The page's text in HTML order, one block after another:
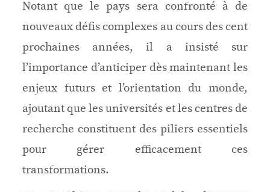
Notant que le pays sera confronté à de
nouveaux défis complexes au cours des cent
prochaines années, il a insisté sur
l’importance d’anticiper dès maintenant les
enjeux futurs et l’orientation du monde,
ajoutant que les universités et les centres de
recherche constituent des piliers essentiels
pour gérer efficacement ces
transformations.